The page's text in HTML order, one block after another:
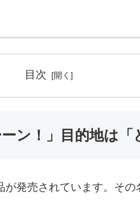
目次
ン！」目的地は「
発売されています。そ